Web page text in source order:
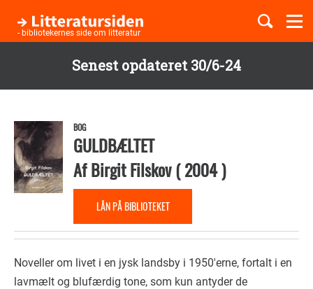
Senest opdateret 30/6-24
hovedindhold
- bibliotekernes side om litteratur
Børnebøger
Temaer
BOG
GULDBÆLTET
AfBirgit Filskov(2004)
LÅN PÅ BIBLIOTEKET
Noveller om livet i en jysk landsby i 1950'erne, fortalt i en
lavmælt og blufærdig tone, som kun antyder de